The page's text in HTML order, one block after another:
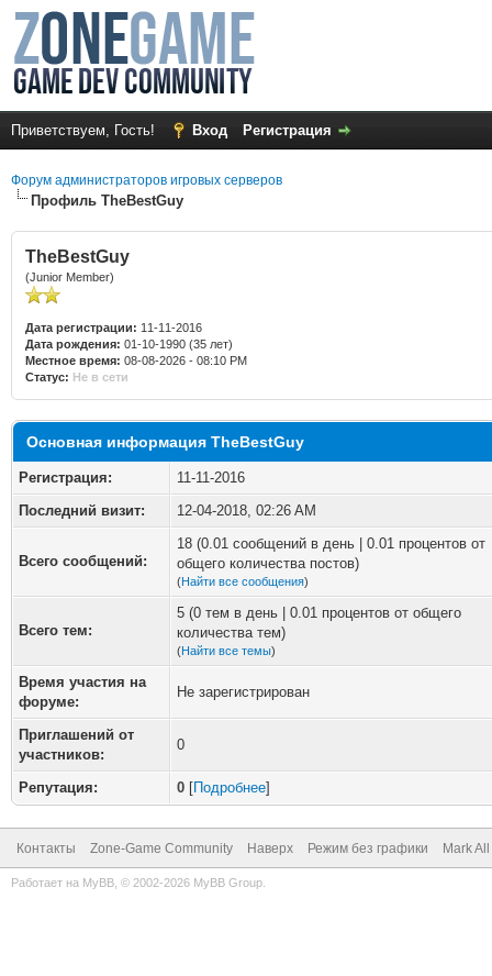
Приветствуем, Гость! Вход Регистрация
Форум администраторов игровых серверов
Профиль TheBestGuy
TheBestGuy
(Junior Member)
Дата регистрации: 11-11-2016
Дата рождения: 01-10-1990 (35 лет)
Местное время: 08-08-2026 - 08:10 PM
Статус: Не в сети
Основная информация TheBestGuy
Регистрация:
11-11-2016
Последний визит:
12-04-2018, 02:26 AM
Всего сообщений:
18 (0.01 сообщений в день | 0.01 процентов от
общего количества постов)
(Найти все сообщения)
Всего тем:
5 (0 тем в день | 0.01 процентов от общего
количества тем)
(Найти все темы)
Время участия на
форуме:
Не зарегистрирован
Приглашений от
участников:
0
Репутация: 0 [Подробнее]
Контакты Zone-Game Community Наверх Режим без графики Mark
Работает на MyBB , © 2002-2026 MyBB Group